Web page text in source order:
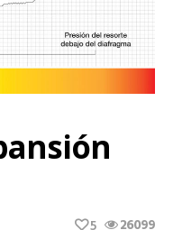
26099